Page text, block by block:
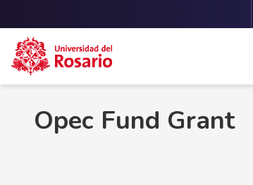
Opec Fund Grant